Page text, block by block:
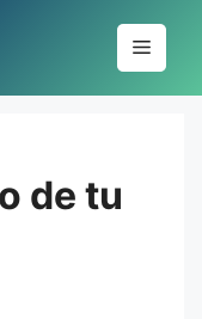
Menu
de tu